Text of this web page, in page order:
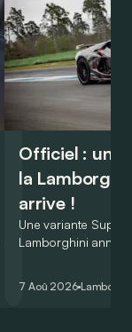
Officiel : une
la
arrive !
Une variante Super
Lamborghini
voiture de série !
7 Aoû 2026